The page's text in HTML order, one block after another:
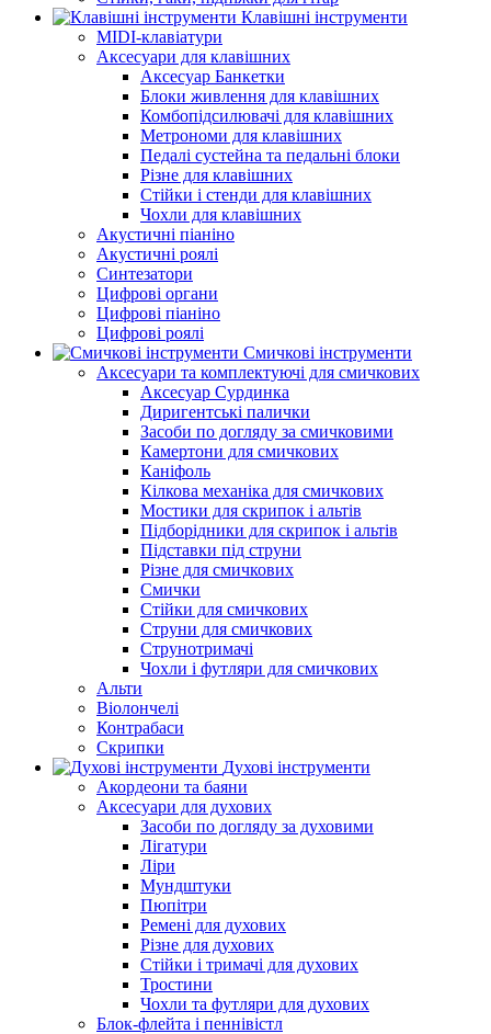
Клавішні інструменти
MIDI-клавіатури
Аксесуари для клавішних
Аксесуар Банкетки
Блоки живлення для клавішних
Комбопідсилювачі для клавішних
Метрономи для клавішних
Педалі сустейна та педальні блоки
Різне для клавішних
Стійки і стенди для клавішних
Чохли для клавішних
Акустичні піаніно
Акустичні роялі
Синтезатори
Цифрові органи
Цифрові піаніно
Цифрові роялі
Смичкові інструменти
Аксесуари та комплектуючі для смичкових
Аксесуар Сурдинка
Диригентські палички
Засоби по догляду за смичковими
Камертони для смичкових
Каніфоль
Кілкова механіка для смичкових
Мостики для скрипок і альтів
Підборiдники для скрипок і альтів
Підставки під струни
Різне для смичкових
Смички
Стійки для смичкових
Струни для смичкових
Струнотримачі
Чохли і футляри для смичкових
Альти
Віолончелі
Контрабаси
Скрипки
Духові інструменти
Акордеони та баяни
Аксесуари для духових
Засоби по догляду за духовими
Лігатури
Ліри
Мундштуки
Пюпітри
Ремені для духових
Різне для духових
Стійки і тримачі для духових
Тростини
Чохли та футляри для духових
Блок-флейта і пеннівістл